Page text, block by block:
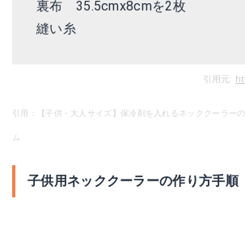
裏布 35.5cmx8cmを2枚
縫い糸
引用元:
引用：【子供・大人サイズ】保冷剤を入れるネッククーラー
ム
子供用ネッククーラーの作り方手順